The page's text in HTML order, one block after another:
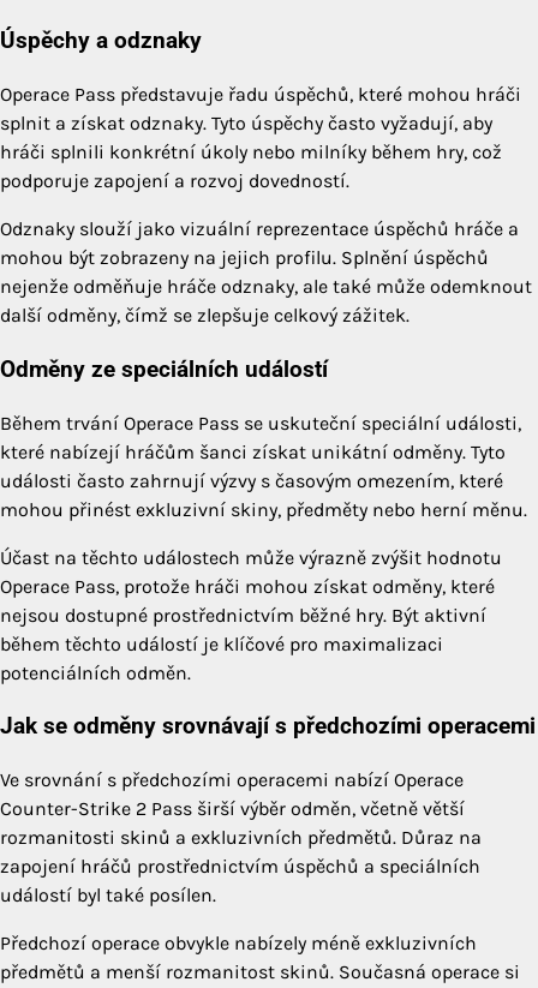
Úspěchy a odznaky
Operace Pass představuje řadu úspěchů, které mohou hráči
splnit a získat odznaky. Tyto úspěchy často vyžadují, aby
hráči splnili konkrétní úkoly nebo milníky během hry, což
podporuje zapojení a rozvoj dovedností.
Odznaky slouží jako vizuální reprezentace úspěchů hráče a
mohou být zobrazeny na jejich profilu. Splnění úspěchů
nejenže odměňuje hráče odznaky, ale také může odemknout
další odměny, čímž se zlepšuje celkový zážitek.
Odměny ze speciálních událostí
Během trvání Operace Pass se uskuteční speciální události,
které nabízejí hráčům šanci získat unikátní odměny. Tyto
události často zahrnují výzvy s časovým omezením, které
mohou přinést exkluzivní skiny, předměty nebo herní měnu.
Účast na těchto událostech může výrazně zvýšit hodnotu
Operace Pass, protože hráči mohou získat odměny, které
nejsou dostupné prostřednictvím běžné hry. Být aktivní
během těchto událostí je klíčové pro maximalizaci
potenciálních odměn.
Jak se odměny srovnávají s předchozími operacemi
Ve srovnání s předchozími operacemi nabízí Operace
Counter-Strike 2 Pass širší výběr odměn, včetně větší
rozmanitosti skinů a exkluzivních předmětů. Důraz na
zapojení hráčů prostřednictvím úspěchů a speciálních
událostí byl také posílen.
Předchozí operace obvykle nabízely méně exkluzivních
předmětů a menší rozmanitost skinů. Současná operace si